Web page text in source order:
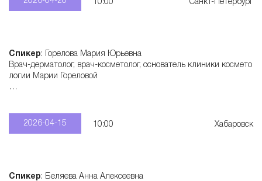
10:00 Санкт-Петербург
Спикер: Горелова Мария Юрьевна
Врач-дерматолог, врач-косметолог, основатель клиники космето
логии Марии Гореловой
2026-04-15 10:00 Хабаровск
Спикер: Беляева Анна Алексеевна